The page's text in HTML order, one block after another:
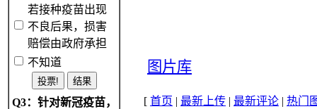
若接种疫苗出现
不良后果，损害
赔偿由政府承担
不知道
Q3：针对新冠疫苗，
图片库
[ 首页 | 最新上传 | 最新评论 | 热门